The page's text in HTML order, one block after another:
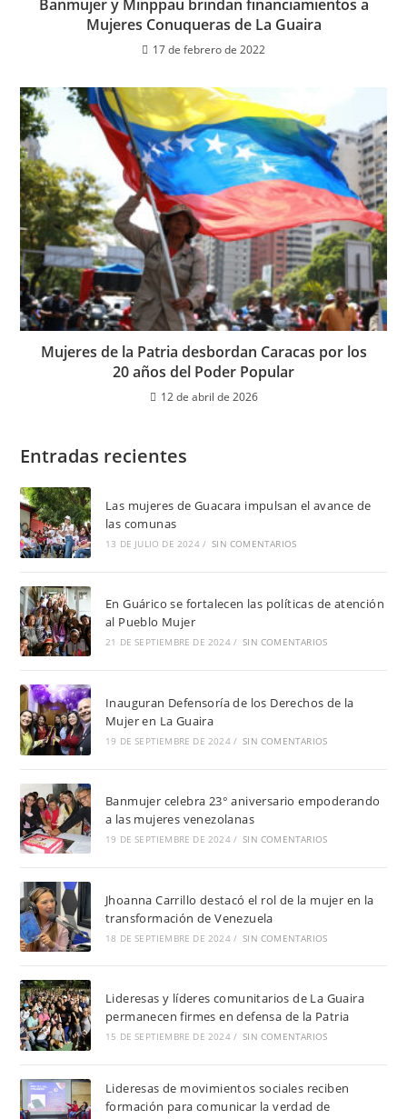
Banmujer y Minppau brindan financiamientos a
Mujeres Conuqueras de La Guaira
17 de febrero de 2022
Mujeres de la Patria desbordan Caracas por los
20 años del Poder Popular
12 de abril de 2026
Entradas recientes
Las mujeres de Guacara impulsan el avance de
las comunas
13 DE JULIO DE 2024 / SIN COMENTARIOS
En Guárico se fortalecen las políticas de atención
al Pueblo Mujer
21 DE SEPTIEMBRE DE 2024 / SIN COMENTARIOS
Inauguran Defensoría de los Derechos de la
Mujer en La Guaira
19 DE SEPTIEMBRE DE 2024 / SIN COMENTARIOS
Banmujer celebra 23° aniversario empoderando
a las mujeres venezolanas
19 DE SEPTIEMBRE DE 2024 / SIN COMENTARIOS
Jhoanna Carrillo destacó el rol de la mujer en la
transformación de Venezuela
18 DE SEPTIEMBRE DE 2024 / SIN COMENTARIOS
Lideresas y líderes comunitarios de La Guaira
permanecen firmes en defensa de la Patria
15 DE SEPTIEMBRE DE 2024 / SIN COMENTARIOS
Lideresas de movimientos sociales reciben
formación para comunicar la verdad de